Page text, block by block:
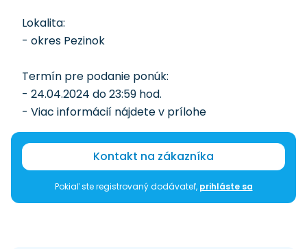
Lokalita:
- okres Pezinok
Termín pre podanie ponúk:
- 24.04.2024 do 23:59 hod.
- Viac informácií nájdete v prílohe
Kontakt na zákazníka
Pokiaľ ste registrovaný dodávateľ, prihláste sa